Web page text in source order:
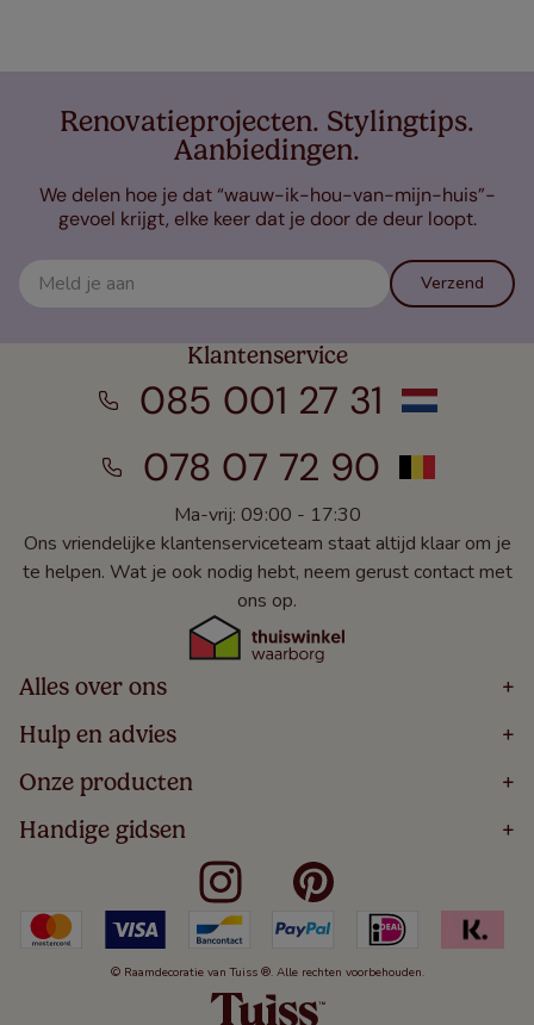
Renovatieprojecten. Stylingtips.
Aanbiedingen.
We delen hoe je dat “wauw-ik-hou-van-mijn-huis”-
gevoel krijgt, elke keer dat je door de deur loopt.
Verzend
Klantenservice
085 001 27 31
078 07 72 90
Ma-vrij: 09:00 - 17:30
Ons vriendelijke klantenserviceteam staat altijd klaar om je
te helpen. Wat je ook nodig hebt, neem gerust contact met
ons op.
Alles over ons +
Home
Over
Bestellen
Winacties
Veelgestelde Vragen
Hulp en advies +
Volg Je Bestelling
Levering
5 Jaar Garantie
Algemene Voorwaarden
Kindveiligheid
Cookies
Herroepingsrecht
Onze producten +
Houten Jaloezieën
Rolgordijnen
Verticale Jaloezieën
Duo Rolgordijnen
Duo Plisségordijnen
Handige gidsen +
Meten Voor Raamdecoratie
Badkamer Raamdecoratie
Slaapkamer Raamdecoratie
Keuken Raamdecoratie
De Jaloezieën Gids
Jaloezieënwoordenboek
© Raamdecoratie van Tuiss ®. Alle rechten voorbehouden.